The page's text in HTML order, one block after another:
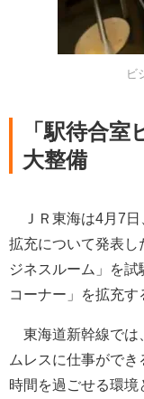
ビ
「駅待合
大整備
ＪＲ東海は4月7日
拡充について発表
ジネスルーム」を
コーナー」を拡充す
東海道新幹線では
ムレスに仕事がで
時間を過ごせる環